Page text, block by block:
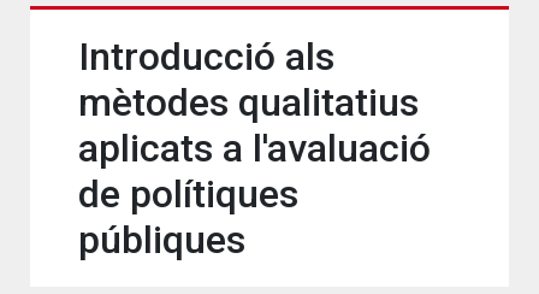
Introducció als
mètodes qualitatius
aplicats a l'avaluació
de polítiques
públiques